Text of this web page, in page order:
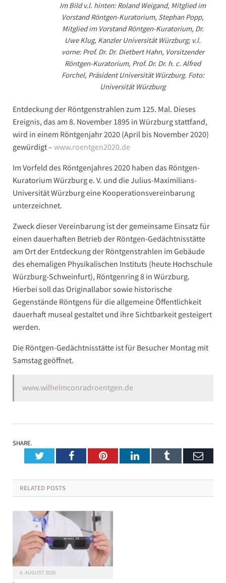
Im Bild v.l. hinten: Roland Weigand, Mitglied im
Vorstand Röntgen-Kuratorium, Stephan Popp,
Mitglied im Vorstand Röntgen-Kuratorium, Dr.
Uwe Klug, Kanzler Universität Würzburg; v.l.
vorne: Prof. Dr. Dr. Dietbert Hahn, Vorsitzender
Röntgen-Kuratorium, Prof. Dr. Dr. h. c. Alfred
Forchel, Präsident Universität Würzburg. Foto:
Universität Würzburg
Entdeckung der Röntgenstrahlen zum 125. Mal. Dieses
Ereignis, das am 8. November 1895 in Würzburg stattfand,
wird in einem Röntgenjahr 2020 (April bis November 2020)
gewürdigt – www.roentgen2020.de
Im Vorfeld des Röntgenjahres 2020 haben das Röntgen-
Kuratorium Würzburg e. V. und die Julius-Maximilians-
Universität Würzburg eine Kooperationsvereinbarung
unterzeichnet.
Zweck dieser Vereinbarung ist der gemeinsame Einsatz für
einen dauerhaften Betrieb der Röntgen-Gedächtnisstätte
am Ort der Entdeckung der Röntgenstrahlen im Gebäude
des ehemaligen Physikalischen Instituts (heute Hochschule
Würzburg-Schweinfurt), Röntgenring 8 in Würzburg.
Hierbei soll das Originallabor sowie historische
Gegenstände Röntgens für die allgemeine Öffentlichkeit
dauerhaft museal gestaltet und ihre Sichtbarkeit gesteigert
werden.
Die Röntgen-Gedächtnisstätte ist für Besucher Montag mit
Samstag geöffnet.
www.wilhelmconradroentgen.de
SHARE.
TwitterFacebookPinterestLinkedInTumblr
RELATED POSTS
6. AUGUST 2026